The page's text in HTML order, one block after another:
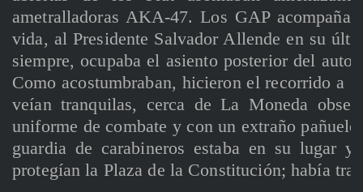
ametralladoras AKA-47. Los GAP
vida, al Presidente Salvador Allende en su
siempre, ocupaba el asiento posterior del auto
Como acostumbraban, hicieron el recorrido a
veían tranquilas, cerca de La Moneda
uniforme de combate y con un extraño
guardia de carabineros estaba en su lugar y
protegían la Plaza de la Constitución; había